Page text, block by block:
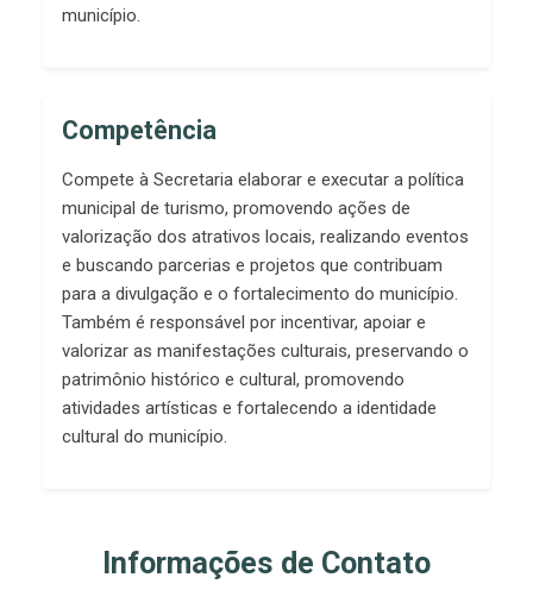
município.
Competência
Compete à Secretaria elaborar e executar a política
municipal de turismo, promovendo ações de
valorização dos atrativos locais, realizando eventos
e buscando parcerias e projetos que contribuam
para a divulgação e o fortalecimento do município.
Também é responsável por incentivar, apoiar e
valorizar as manifestações culturais, preservando o
patrimônio histórico e cultural, promovendo
atividades artísticas e fortalecendo a identidade
cultural do município.
Informações de Contato